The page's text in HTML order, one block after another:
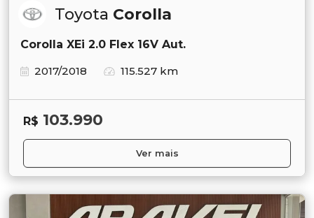
Toyota Corolla
Corolla XEi 2.0 Flex 16V Aut.
2017/2018
115.527 km
R$ 103.990
Ver mais